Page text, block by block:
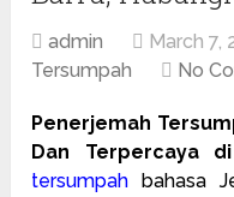
admin March 7,
Tersumpah
No
Penerjemah
Dan Terpercaya
tersumpah bahasa